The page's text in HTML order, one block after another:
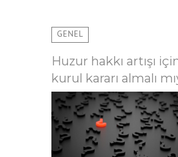
GENEL
Huzur hakkı artışı
kurul kararı almalı